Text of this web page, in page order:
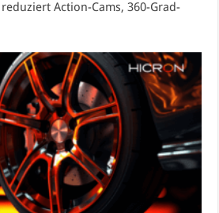
Action-Cams, 360-Grad-